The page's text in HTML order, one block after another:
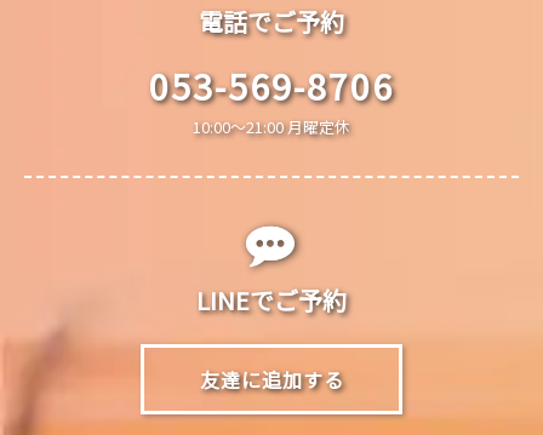
電話でご予約
053-569-8706
10:00～21:00 月曜定休
LINEでご予約
友達に追加する